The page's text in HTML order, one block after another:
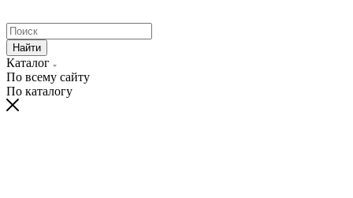
Найти
Каталог
По всему сайту
По каталогу